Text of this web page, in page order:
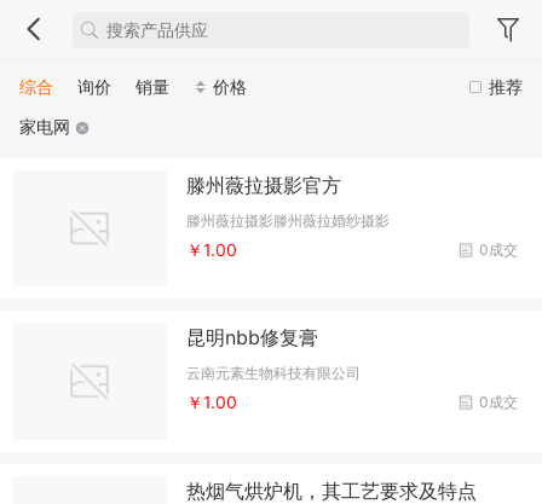
推荐
综合 询价 销量
价格
家电网
滕州薇拉摄影官方
滕州薇拉摄影滕州薇拉婚纱摄影
0成交
￥1.00
昆明nbb修复膏
云南元素生物科技有限公司
0成交
￥1.00
热烟气烘炉机，其工艺要求及特点